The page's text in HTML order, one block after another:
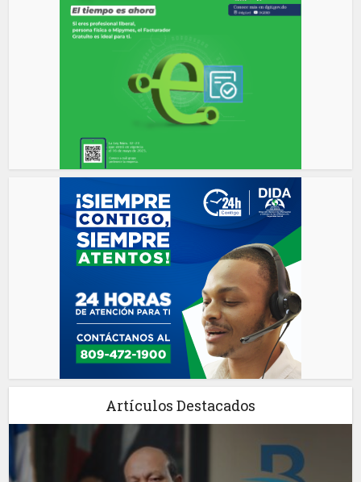
Artículos Destacados